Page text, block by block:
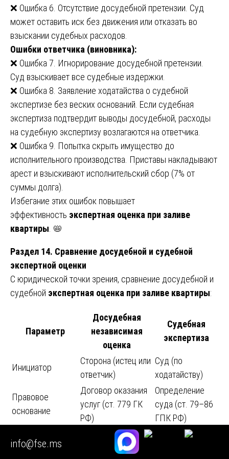
❌ Ошибка 6. Отсутствие досудебной претензии. Суд
может оставить иск без движения или отказать во
взыскании судебных расходов.
Ошибки ответчика (виновника):
❌ Ошибка 7. Игнорирование досудебной претензии.
Суд взыскивает все судебные издержки.
❌ Ошибка 8. Заявление ходатайства о судебной
экспертизе без веских оснований. Если судебная
экспертиза подтвердит выводы досудебной, расходы
на судебную экспертизу возлагаются на ответчика.
❌ Ошибка 9. Попытка скрыть имущество до
исполнительного производства. Приставы накладывают
арест и взыскивают исполнительский сбор (7% от
суммы долга).
Избегание этих ошибок повышает
эффективность экспертная оценка при заливе
квартиры . 📛
Раздел 14. Сравнение досудебной и судебной
экспертной оценки
С юридической точки зрения, сравнение досудебной и
судебной экспертная оценка при заливе квартиры:
Параметр
Досудебная
независимая
оценка
Судебная
экспертиза
Инициатор
Сторона (истец или
ответчик)
Суд (по
ходатайству)
Правовое
основание
Договор оказания
услуг (ст. 779 ГК
РФ)
Определение
суда (ст. 79–86
ГПК РФ)
тарифы)
15–25 тыс. руб. +
выезд + срочность
35–70 тыс. руб.
info@fse.ms